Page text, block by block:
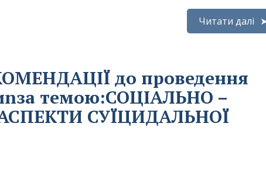
Читати далі
до проведення
темою:СОЦІАЛЬНО –
СУЇЦИДАЛЬНОЇ